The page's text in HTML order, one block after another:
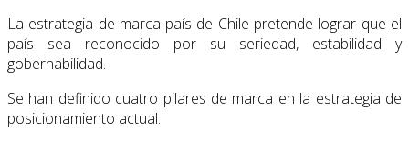
La estrategia de marca-país de Chile pretende lograr que el
país sea reconocido por su seriedad, estabilidad y
gobernabilidad.
Se han definido cuatro pilares de marca en la estrategia de
posicionamiento actual: